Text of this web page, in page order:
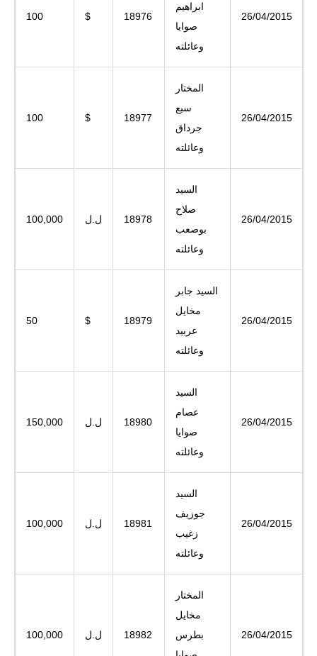
100 $ 18976
ابراهيم
صوايا
وعائلته
26/04/2015
100 $ 18977
المختار
سبع
جرداق
وعائلته
26/04/2015
100,000 ل.ل 18978
السيد
صلاح
بوصعب
وعائلته
26/04/2015
50 $ 18979
السيد جابر
مخايل
عربيد
وعائلته
26/04/2015
150,000 ل.ل 18980
السيد
عصام
صوايا
وعائلته
26/04/2015
100,000 ل.ل 18981
السيد
جوزيف
زغيب
وعائلته
26/04/2015
100,000 ل.ل 18982
المختار
مخايل
بطرس
26/04/2015